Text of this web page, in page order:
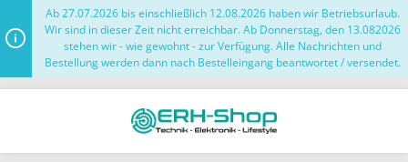
Ab 27.07.2026 bis einschließlich 12.08.2026 haben wir Betriebsurlaub.
Wir sind in dieser Zeit nicht erreichbar. Ab Donnerstag, den 13.082026
stehen wir - wie gewohnt - zur Verfügung. Alle Nachrichten und
Bestellung werden dann nach Bestelleingang beantwortet / versendet.